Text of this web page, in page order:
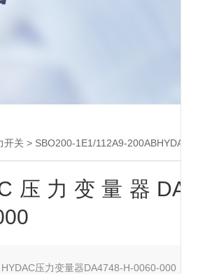
开关 > SBO200-1E1/112A9-200ABHYDAC压力变量器
压力变量器
HYDAC压力变量器DA4748-H-0060-000